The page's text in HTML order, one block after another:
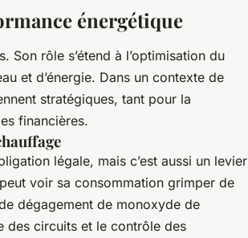
énergétique
Son rôle s’étend à l’optimisation du
et d’énergie. Dans un contexte de
stratégiques, tant pour la
financières.
légale, mais c’est aussi un levier
voir sa consommation grimper de
dégagement de monoxyde de
des circuits et le contrôle des